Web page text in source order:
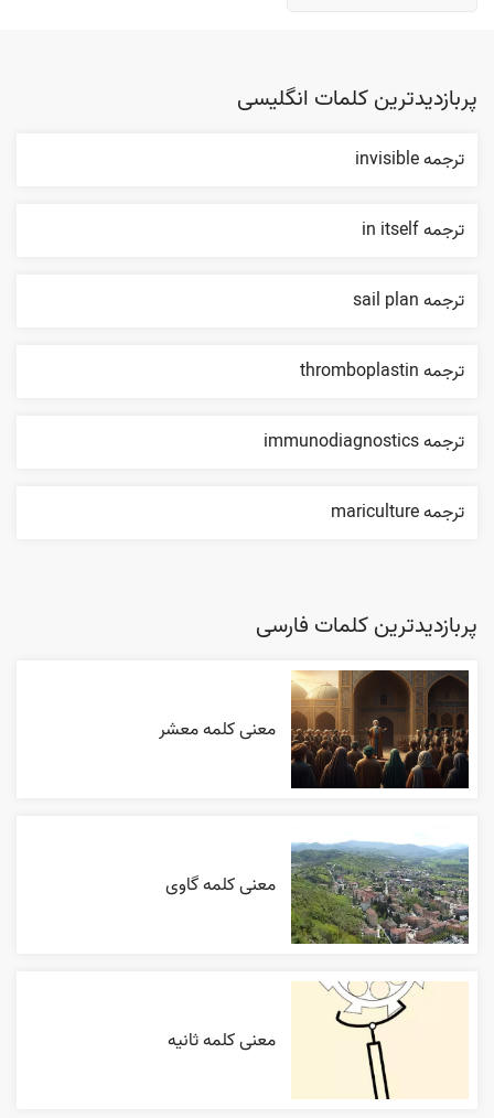
پربازدیدترین کلمات انگلیسی
ترجمه invisible
ترجمه in itself
ترجمه sail plan
ترجمه thromboplastin
ترجمه immunodiagnostics
ترجمه mariculture
پربازدیدترین کلمات فارسی
معنی کلمه معشر
معنی کلمه گاوی
معنی کلمه ثانیه